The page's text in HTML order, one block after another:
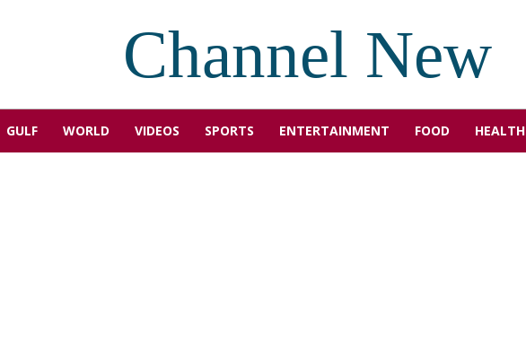
Channel New
GULF WORLD VIDEOS SPORTS ENTERTAINMENT FOOD HEALTH